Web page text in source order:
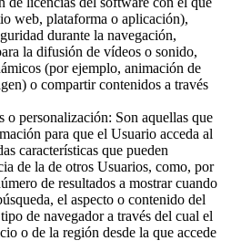
web, plataforma o aplicación),
durante la navegación,
la difusión de vídeos o sonido,
(por ejemplo, animación de
o compartir contenidos a través
o personalización: Son aquellas que
para que el Usuario acceda al
características que pueden
de la de otros Usuarios, como, por
de resultados a mostrar cuando
el aspecto o contenido del
de navegador a través del cual el
o de la región desde la que accede